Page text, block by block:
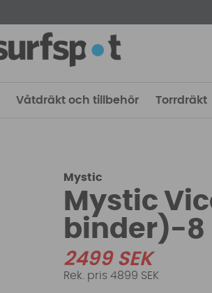
Våtdräkt och tillbehör Torrdräkt
Mystic
Mystic
binder)-8
2499SEK
4899 SEK